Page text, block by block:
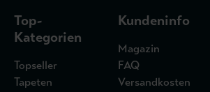
Top-
Kategorien
Topseller
Tapeten
Kundeninfo
Magazin
FAQ
Versandkosten